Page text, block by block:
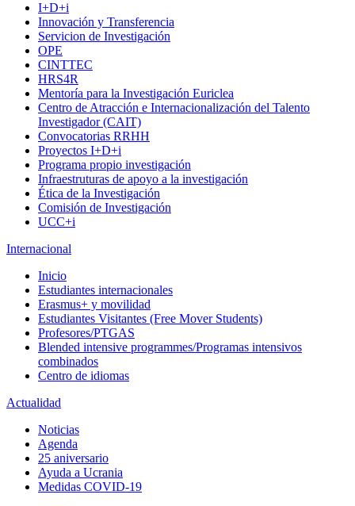
I+D+i
Innovación y Transferencia
Servicion de Investigación
OPE
CINTTEC
HRS4R
Mentoría para la Investigación Euriclea
Centro de Atracción e Internacionalización del Talento
Investigador (CAIT)
Convocatorias RRHH
Proyectos I+D+i
Programa propio investigación
Infraestruturas de apoyo a la investigación
Ética de la Investigación
Comisión de Investigación
UCC+i
Internacional
Inicio
Estudiantes internacionales
Erasmus+ y movilidad
Estudiantes Visitantes (Free Mover Students)
Profesores/PTGAS
Blended intensive programmes/Programas intensivos
combinados
Centro de idiomas
Actualidad
Noticias
Agenda
25 aniversario
Ayuda a Ucrania
Medidas COVID-19